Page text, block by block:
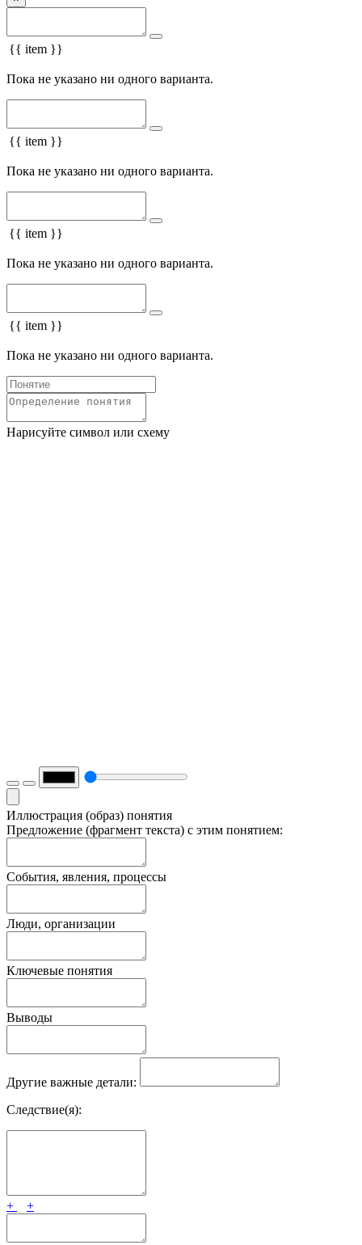
{{ item }}
Пока не указано ни одного варианта.
{{ item }}
Пока не указано ни одного варианта.
{{ item }}
Пока не указано ни одного варианта.
{{ item }}
Пока не указано ни одного варианта.
Нарисуйте символ или схему
Иллюстрация (образ) понятия
Предложение (фрагмент текста) с этим понятием:
События, явления, процессы
Люди, организации
Ключевые понятия
Выводы
Другие важные детали:
Следствие(я):
+ +